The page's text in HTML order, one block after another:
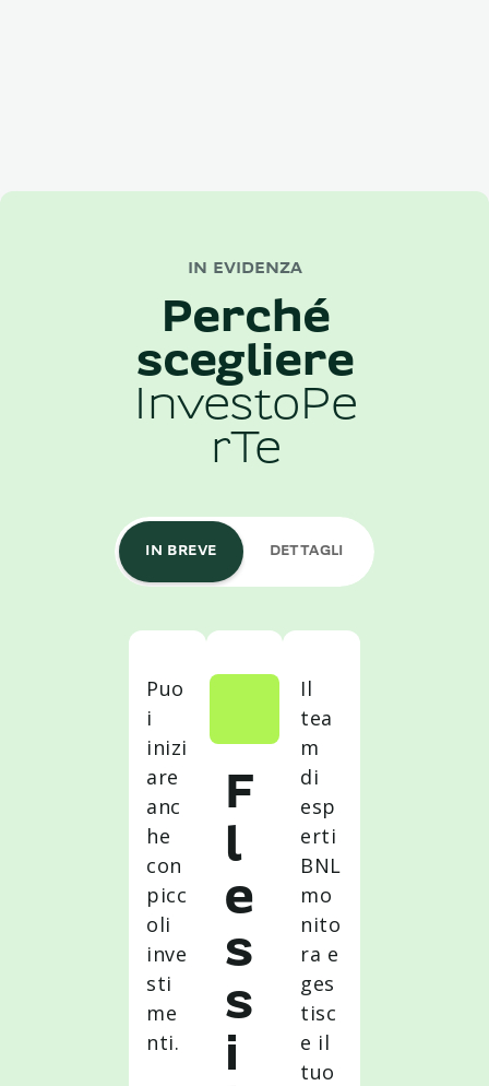
IN EVIDENZA
Perché
scegliere
InvestoPe
rTe
IN BREVE DETTAGLI
Puo
i
inizi
are
anc
he
con
picc
oli
inve
sti
me
nti.
F
l
e
s
s
i
Il
tea
m
di
esp
erti
BNL
mo
nito
ra e
ges
tisc
e il
tuo